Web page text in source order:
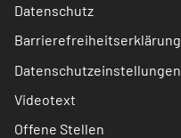
Datenschutz
Barrierefreiheitserklärung
Datenschutzeinstellungen
Videotext
Offene Stellen